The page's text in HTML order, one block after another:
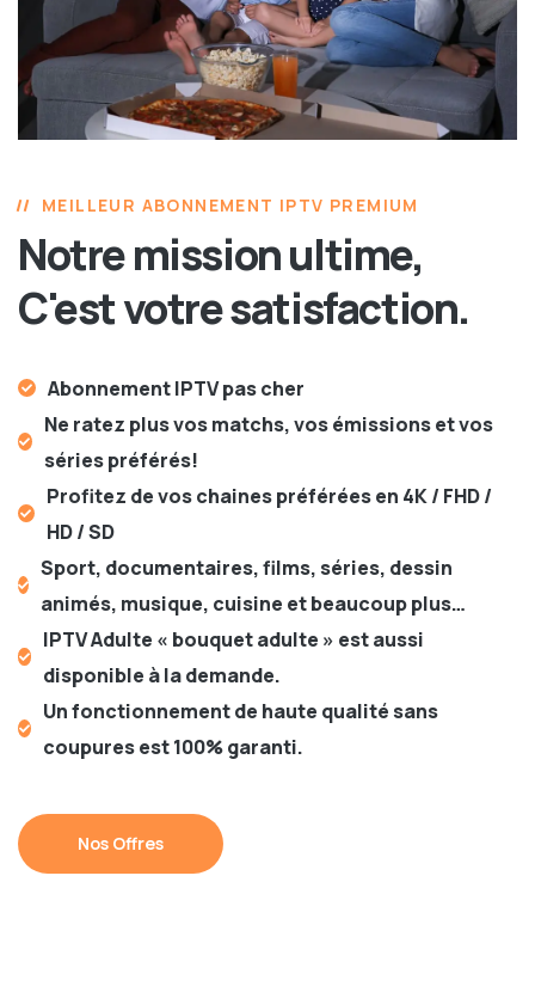
MEILLEUR ABONNEMENT IPTV PREMIUM
Notre mission ultime,
C'est votre satisfaction.
Abonnement IPTV pas cher
Ne ratez plus vos matchs, vos émissions et vos
séries préférés!
Profitez de vos chaines préférées en 4K / FHD /
HD / SD
Sport, documentaires, films, séries, dessin
animés, musique, cuisine et beaucoup plus…
IPTV Adulte « bouquet adulte » est aussi
disponible à la demande.
Un fonctionnement de haute qualité sans
coupures est 100% garanti.
Nos Offres